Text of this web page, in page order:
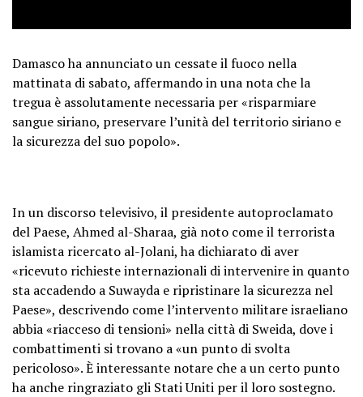
Damasco ha annunciato un cessate il fuoco nella
mattinata di sabato, affermando in una nota che la
tregua è assolutamente necessaria per «risparmiare
sangue siriano, preservare l’unità del territorio siriano e
la sicurezza del suo popolo».
In un discorso televisivo, il presidente autoproclamato
del Paese, Ahmed al-Sharaa, già noto come il terrorista
islamista ricercato al-Jolani, ha dichiarato di aver
«ricevuto richieste internazionali di intervenire in quanto
sta accadendo a Suwayda e ripristinare la sicurezza nel
Paese», descrivendo come l’intervento militare israeliano
abbia «riacceso di tensioni» nella città di Sweida, dove i
combattimenti si trovano a «un punto di svolta
pericoloso». È interessante notare che a un certo punto
ha anche ringraziato gli Stati Uniti per il loro sostegno.